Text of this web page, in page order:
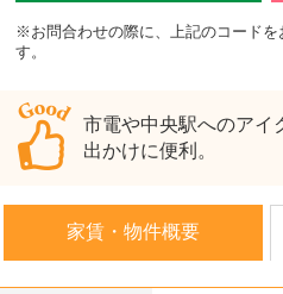
※お問合わせの際に、上記のコード
す。
市電や中央駅へのアイ
出かけに便利。
家賃・物件概要